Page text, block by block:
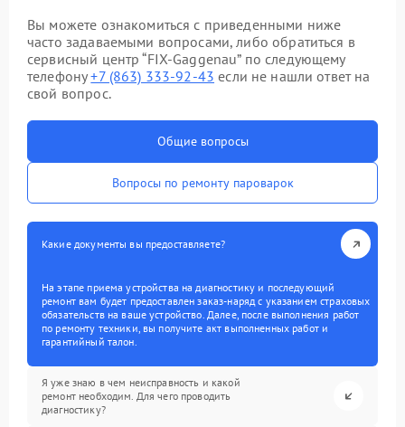
Вы можете ознакомиться с приведенными ниже
часто задаваемыми вопросами, либо обратиться в
сервисный центр “FIX-Gaggenau” по следующему
телефону+7 (863) 333-92-43 если не нашли ответ на
свой вопрос.
Общие вопросы
Вопросы по ремонту пароварок
Какие документы вы предоставляете?
На этапе приема устройства на диагностику и последующий
ремонт вам будет предоставлен заказ-наряд с указанием страховых
обязательств на ваше устройство. Далее, после выполнения работ
по ремонту техники, вы получите акт выполненных работ и
гарантийный талон.
Я уже знаю в чем неисправность и какой
ремонт необходим. Для чего проводить
диагностику?